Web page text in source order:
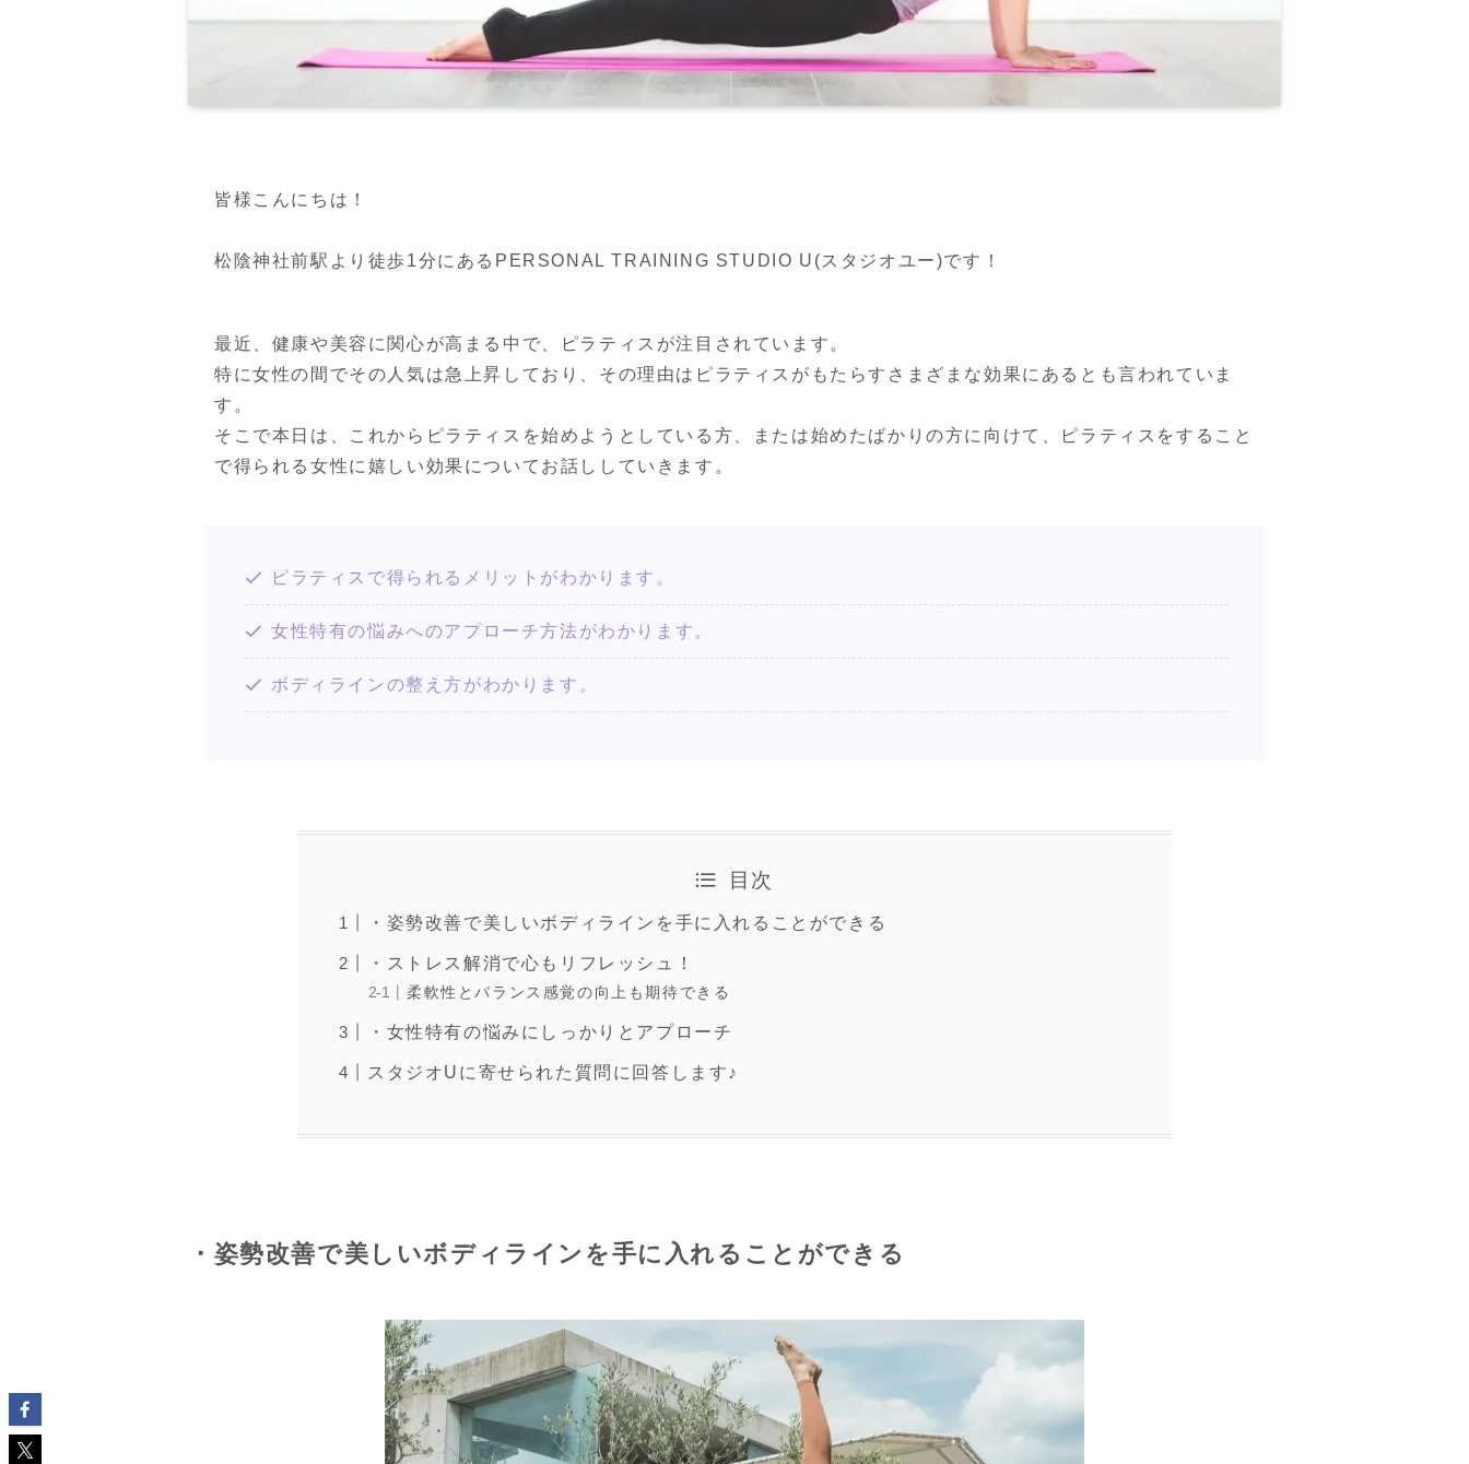
皆様こんにちは！
松陰神社前駅より徒歩1分にあるPERSONAL TRAINING STUDIO U(スタジオユー)です！
最近、健康や美容に関心が高まる中で、ピラティスが注目されています。
特に女性の間でその人気は急上昇しており、その理由はピラティスがもたらすさまざまな効果にあるとも言われていま
す。
そこで本日は、これからピラティスを始めようとしている方、または始めたばかりの方に向けて、ピラティスをすること
で得られる女性に嬉しい効果についてお話ししていきます。
ピラティスで得られるメリットがわかります。
女性特有の悩みへのアプローチ方法がわかります。
ボディラインの整え方がわかります。
目次
・姿勢改善で美しいボディラインを手に入れることができる
・ストレス解消で心もリフレッシュ！
柔軟性とバランス感覚の向上も期待できる
・女性特有の悩みにしっかりとアプローチ
スタジオUに寄せられた質問に回答します♪
・姿勢改善で美しいボディラインを手に入れることができる